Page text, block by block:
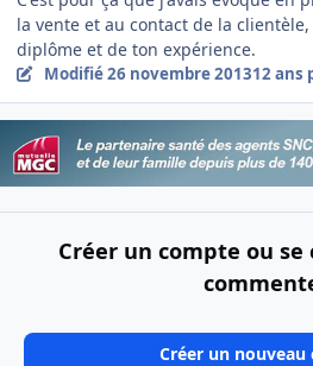
la vente et au contact de la
diplôme et de ton expérience.
Modifié26 novembre 201312 ans
Créer un compte ou
Créer un nouveau